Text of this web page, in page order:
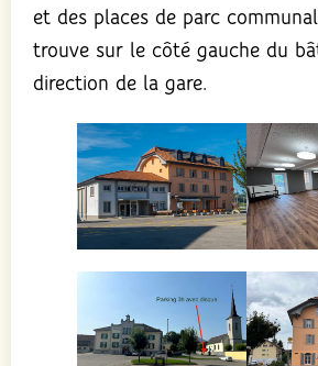
et des places de parc
trouve sur le côté gauche du
direction de la gare.